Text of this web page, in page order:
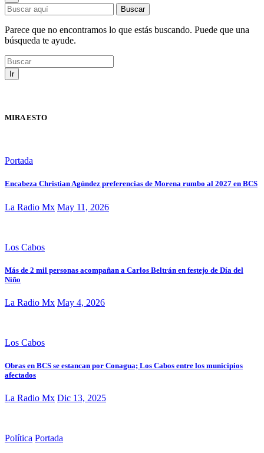
Buscar
Parece que no encontramos lo que estás buscando. Puede que una
búsqueda te ayude.
Ir
MIRA ESTO
Portada
Encabeza Christian Agúndez preferencias de Morena rumbo al 2027 en BCS
La Radio Mx May 11, 2026
Los Cabos
Más de 2 mil personas acompañan a Carlos Beltrán en festejo de Día del
Niño
La Radio Mx May 4, 2026
Los Cabos
Obras en BCS se estancan por Conagua; Los Cabos entre los municipios
afectados
La Radio Mx Dic 13, 2025
Política Portada